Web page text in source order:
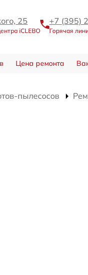
25
iCLEBO
+7 (395)
Горячая
Цена ремонта
пылесосов